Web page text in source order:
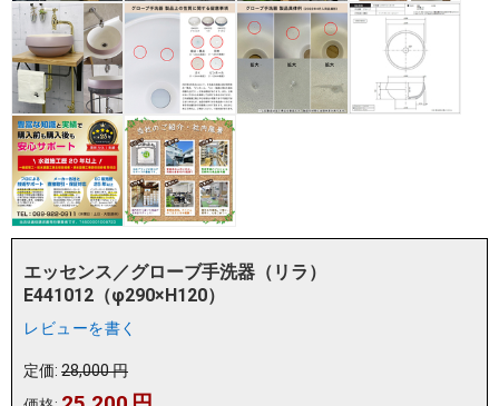
エッセンス／グローブ手洗器（リラ）
E441012（φ290×H120）
レビューを書く
定価: 28,000円